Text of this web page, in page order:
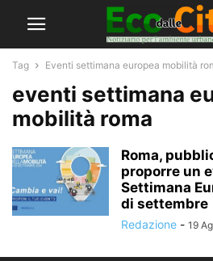
Tag Eventi settimana europea mobilità
eventi settimana
mobilità roma
Roma,
proporre un
Settimana
di settembre
Redazione - 19